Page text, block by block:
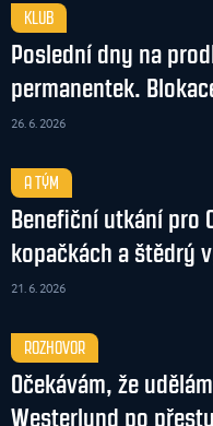
KLUB
Poslední dny na
permanentek.
26. 6. 2026
A TÝM
Benefiční utkání pro
kopačkách a štědrý
21. 6. 2026
ROZHOVOR
Očekávám, že
Westerlund po